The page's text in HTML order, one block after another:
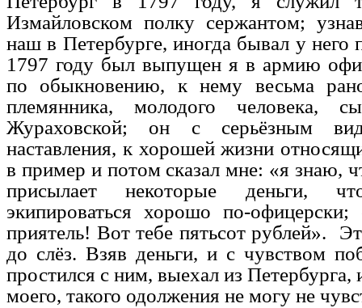
Измайловском полку сержантом;
наш в Петербурге, иногда бывал у него
1797 году был выпущен я в армию
по обыкновению, к нему весьма
племянника, молодого человека,
Жураховской; он с серьёзным
наставления, к хорошей жизни
в пример и потом сказал мне: «я знаю,
присылает некоторые деньги,
экипироваться хорошо по-
приятель! Вот тебе пятьсот рублей».
до слёз. Взяв деньги, и с чувством
простился с ним, выехал из Петербурга,
моего, такого одолжения не могу не